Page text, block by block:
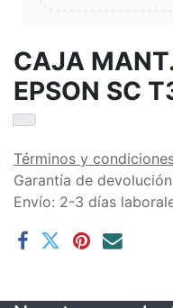
CAJA
EPSON SC
Términos y
Garantía de
Envío: 2-3 días